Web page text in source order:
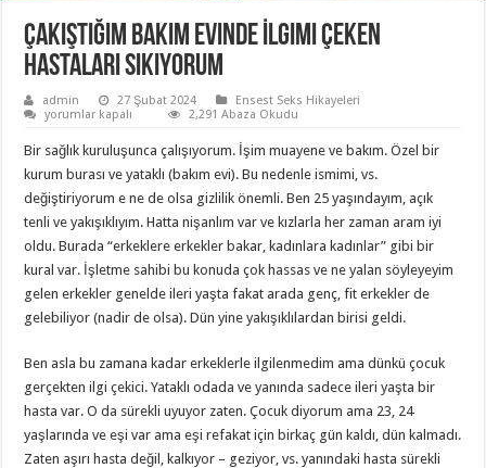
Çakıştığım Bakım Evinde İlgimi Çeken
Hastaları Sikiyorum
admin 27 Şubat 2024
Ensest Seks Hikayeleri
Çakıştığım
İlgimi
Çeken
Hastaları
Sikiyorum
yorumlar kapalı 2,291 Abaza Okudu
Bir sağlık kuruluşunca çalışıyorum. İşim muayene ve bakım. Özel bir
kurum burası ve yataklı (bakım evi). Bu nedenle ismimi, vs.
değiştiriyorum e ne de olsa gizlilik önemli. Ben 25 yaşındayım, açık
tenli ve yakışıklıyım. Hatta nişanlım var ve kızlarla her zaman aram iyi
oldu. Burada “erkeklere erkekler bakar, kadınlara kadınlar” gibi bir
kural var. İşletme sahibi bu konuda çok hassas ve ne yalan söyleyeyim
gelen erkekler genelde ileri yaşta fakat arada genç, fit erkekler de
gelebiliyor (nadir de olsa). Dün yine yakışıklılardan birisi geldi.
Ben asla bu zamana kadar erkeklerle ilgilenmedim ama dünkü çocuk
gerçekten ilgi çekici. Yataklı odada ve yanında sadece ileri yaşta bir
hasta var. O da sürekli uyuyor zaten. Çocuk diyorum ama 23, 24
yaşlarında ve eşi var ama eşi refakat için birkaç gün kaldı, dün kalmadı.
Zaten aşırı hasta değil, kalkıyor – geziyor, vs. yanındaki hasta sürekli